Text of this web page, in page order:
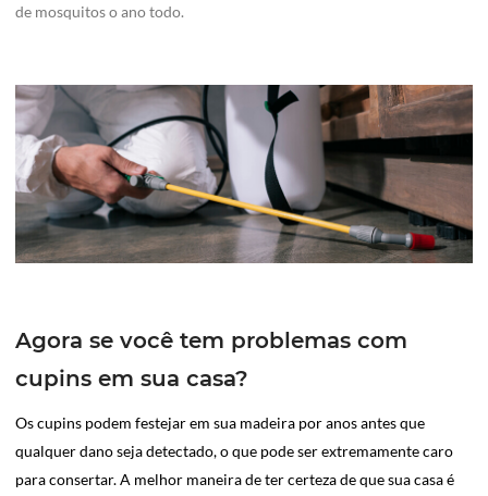
de mosquitos o ano todo.
Agora se você tem problemas com
cupins em sua casa?
Os cupins podem festejar em sua madeira por anos antes que
qualquer dano seja detectado, o que pode ser extremamente caro
para consertar. A melhor maneira de ter certeza de que sua casa é